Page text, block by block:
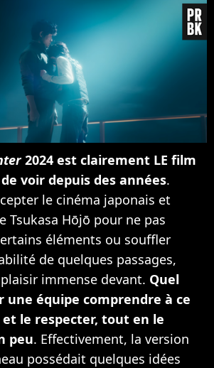
2024 est clairement LE film
voir depuis des années.
le cinéma japonais et
Tsukasa Hōjō pour ne pas
éléments ou souffler
de quelques passages,
immense devant. Quel
une équipe comprendre à ce
le respecter, tout en le
peu. Effectivement, la version
possédait quelques idées